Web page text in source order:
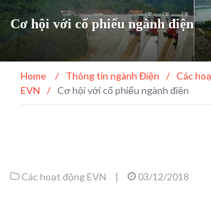
Cơ hội với cổ phiếu ngành điện
Home / Thông tin ngành Điện / Các
EVN
/ Cơ hội với cổ phiếu ngành điện
Các hoạt động EVN | 03/12/2018